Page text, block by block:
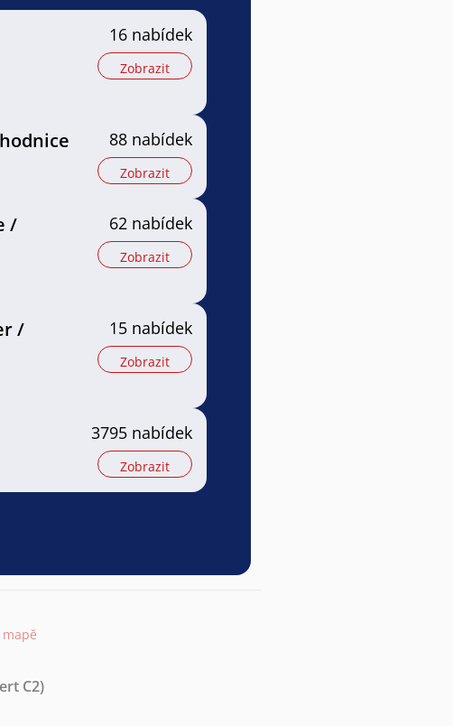
16 nabídek
Zobrazit
88 nabídek
Zobrazit
/
62 nabídek
Zobrazit
/
15 nabídek
Zobrazit
3795 nabídek
Zobrazit
C2)